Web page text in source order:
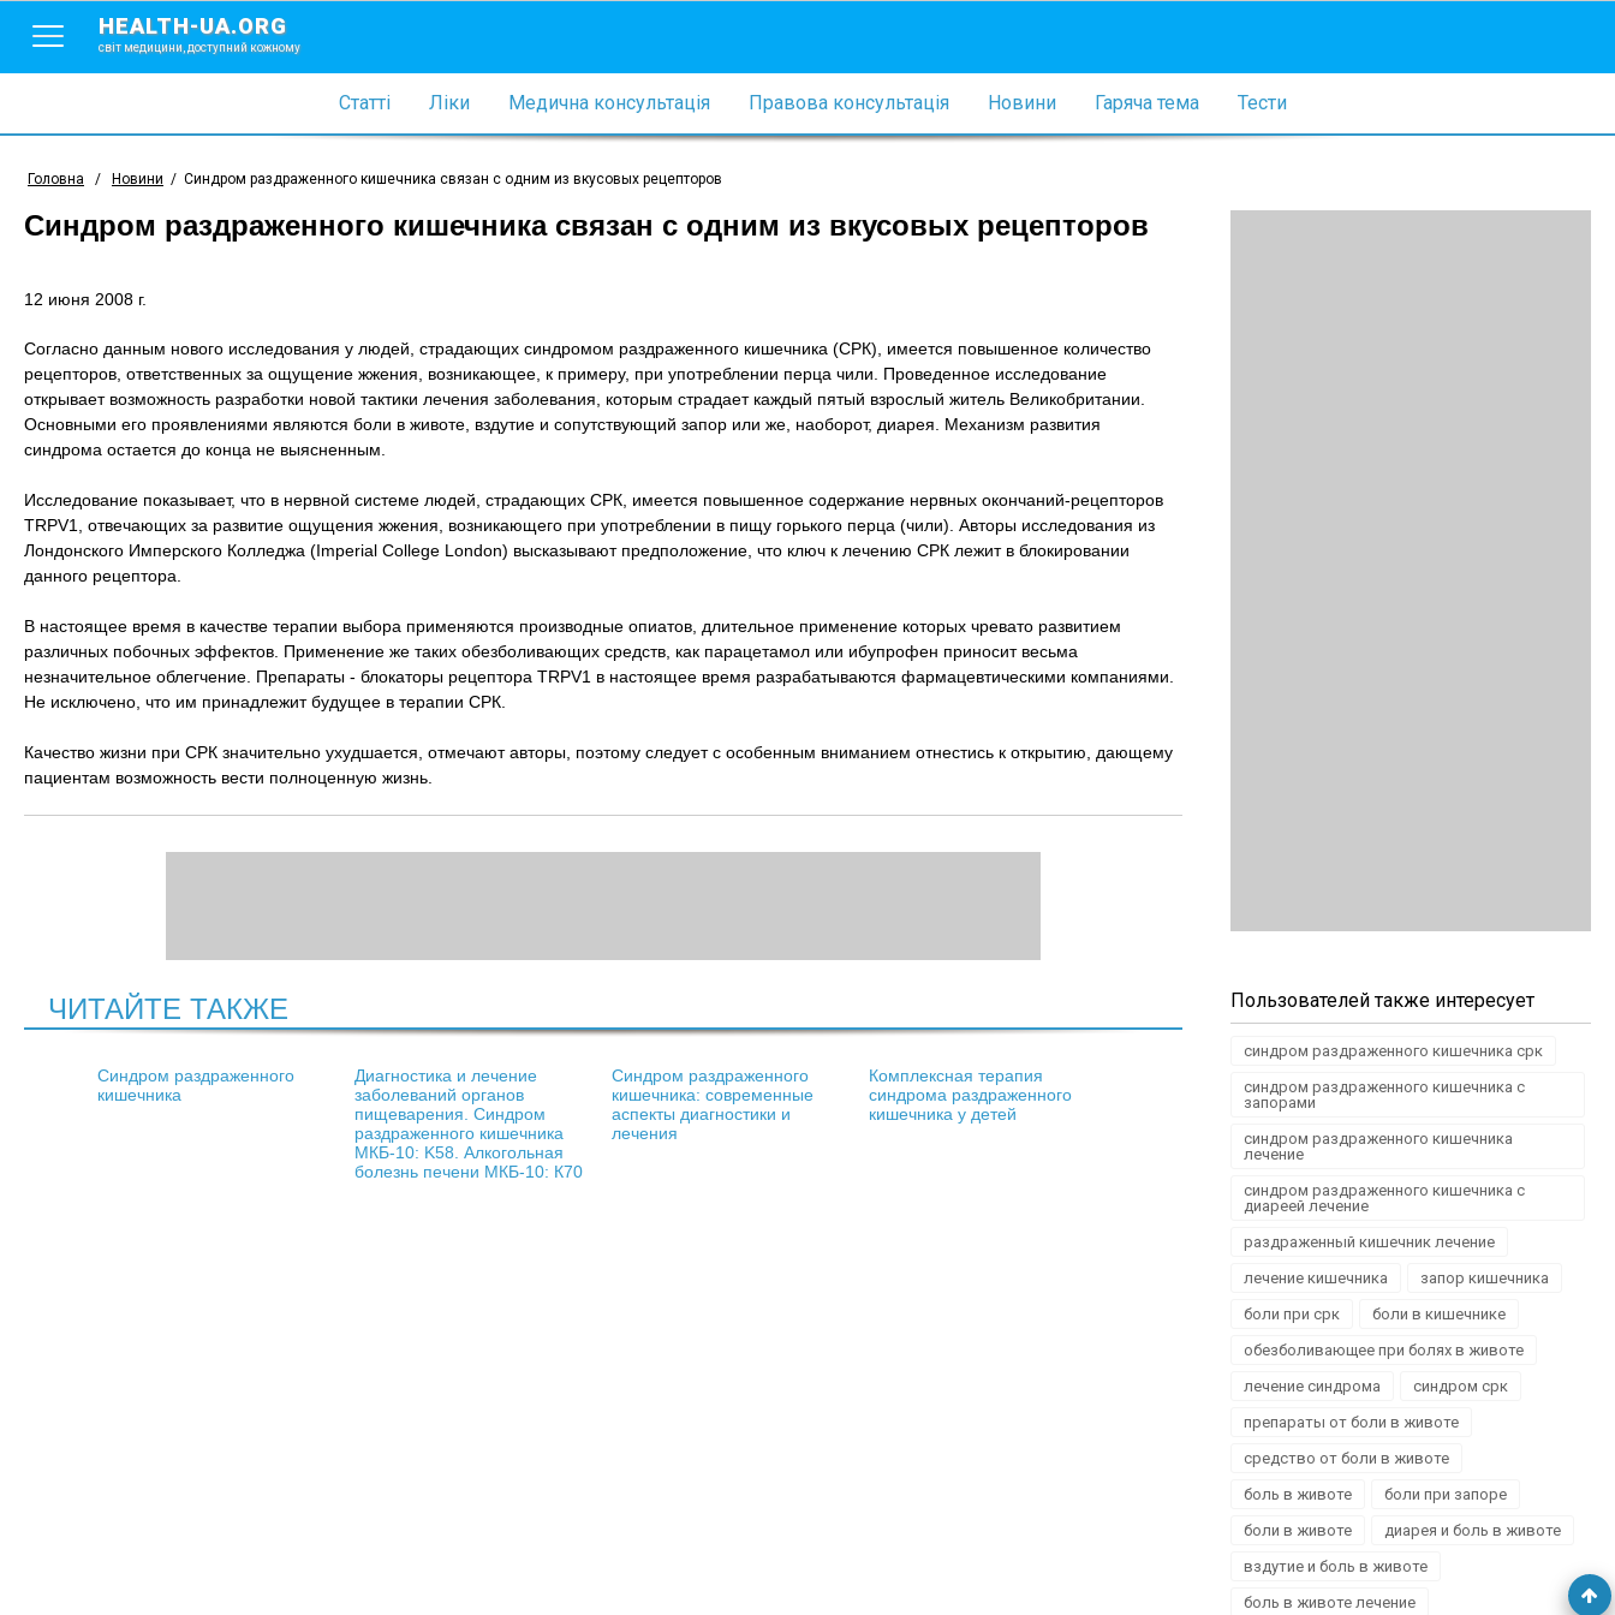
HEALTH-UA.ORG
світ медицини, доступний кожному
Статті Ліки Медична консультація Правова консультація Новини Гаряча тема Тести
Головна / Новини / Синдром раздраженного кишечника связан с одним из вкусовых рецепторов
Синдром раздраженного кишечника связан с одним из вкусовых рецепторов
12 июня 2008 г.
Согласно данным нового исследования у людей, страдающих синдромом раздраженного кишечника (СРК), имеется повышенное количество
рецепторов, ответственных за ощущение жжения, возникающее, к примеру, при употреблении перца чили. Проведенное исследование
открывает возможность разработки новой тактики лечения заболевания, которым страдает каждый пятый взрослый житель Великобритании.
Основными его проявлениями являются боли в животе, вздутие и сопутствующий запор или же, наоборот, диарея. Механизм развития
синдрома остается до конца не выясненным.
Исследование показывает, что в нервной системе людей, страдающих СРК, имеется повышенное содержание нервных окончаний-рецепторов
TRPV1, отвечающих за развитие ощущения жжения, возникающего при употреблении в пищу горького перца (чили). Авторы исследования из
Лондонского Имперского Колледжа (Imperial College London) высказывают предположение, что ключ к лечению СРК лежит в блокировании
данного рецептора.
В настоящее время в качестве терапии выбора применяются производные опиатов, длительное применение которых чревато развитием
различных побочных эффектов. Применение же таких обезболивающих средств, как парацетамол или ибупрофен приносит весьма
незначительное облегчение. Препараты - блокаторы рецептора TRPV1 в настоящее время разрабатываются фармацевтическими компаниями.
Не исключено, что им принадлежит будущее в терапии СРК.
Качество жизни при СРК значительно ухудшается, отмечают авторы, поэтому следует с особенным вниманием отнестись к открытию, дающему
пациентам возможность вести полноценную жизнь.
ЧИТАЙТЕ ТАКЖЕ
Синдром раздраженного
кишечника
Диагностика и лечение
заболеваний органов
пищеварения. Синдром
раздраженного кишечника
МКБ-10: K58. Алкогольная
болезнь печени МКБ-10: К70
Синдром раздраженного
кишечника: современные
аспекты диагностики и
лечения
Комплексная терапия
синдрома раздраженного
кишечника у детей
Пользователей также интересует
синдром раздраженного кишечника срк
синдром раздраженного кишечника с
запорами
синдром раздраженного кишечника
лечение
синдром раздраженного кишечника с
диареей лечение
раздраженный кишечник лечение
лечение кишечника
запор кишечника
боли при срк
боли в кишечнике
обезболивающее при болях в животе
лечение синдрома
синдром срк
препараты от боли в животе
средство от боли в животе
боль в животе
боли при запоре
боли в животе
диарея и боль в животе
вздутие и боль в животе
боль в животе лечение